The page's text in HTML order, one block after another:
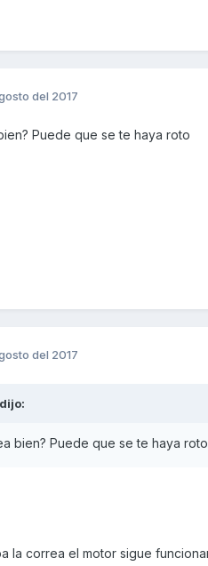
del 2017
Puede que se te haya roto
del 2017
bien? Puede que se te haya roto
la correa el motor sigue